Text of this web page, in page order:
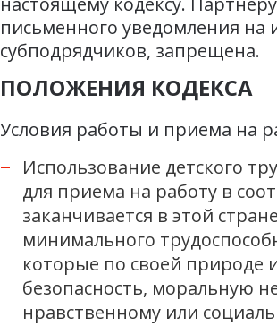
письменного уведомления на
субподрядчиков, запрещена.
ПОЛОЖЕНИЯ КОДЕКСА
Условия работы и приема на
Использование детского
для приема на работу в
заканчивается в этой
минимального
которые по своей природе
безопасность, моральную
нравственному или